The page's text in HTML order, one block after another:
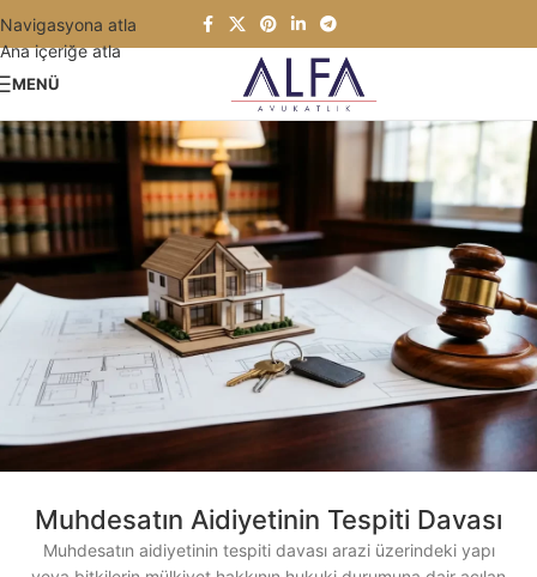
Navigasyona atla
Ana içeriğe atla
MENÜ
Muhdesatın Aidiyetinin Tespiti Davası
Muhdesatın aidiyetinin tespiti davası arazi üzerindeki yapı